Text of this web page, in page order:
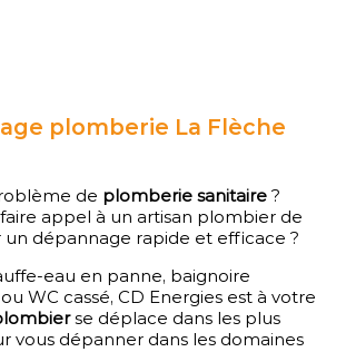
plomberie La Flèche
de plomberie sanitaire ?
appel à un artisan plombier de
dépannage rapide et efficace ?
eau en panne, baignoire
WC cassé, CD Energies est à votre
se déplace dans les plus
vous dépanner dans les domaines